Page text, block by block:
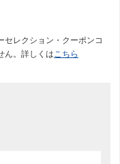
レクション・クーポンコ
ん。詳しくはこちら